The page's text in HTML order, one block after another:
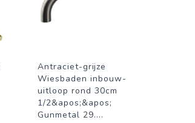
Antraciet-grijze
Wiesbaden inbouw-
uitloop rond 30cm
1/2&apos;&apos;
Gunmetal 29....